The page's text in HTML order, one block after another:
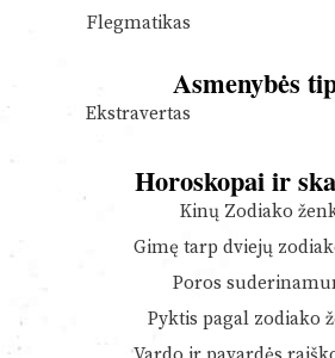
Flegmatikas
Asmenybės
Ekstravertas
Horoskopai ir
Kinų Zodiako
Gimę tarp dviejų
Poros
Pyktis pagal zodiako